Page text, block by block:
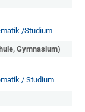
/Studium
Gymnasium)
/ Studium